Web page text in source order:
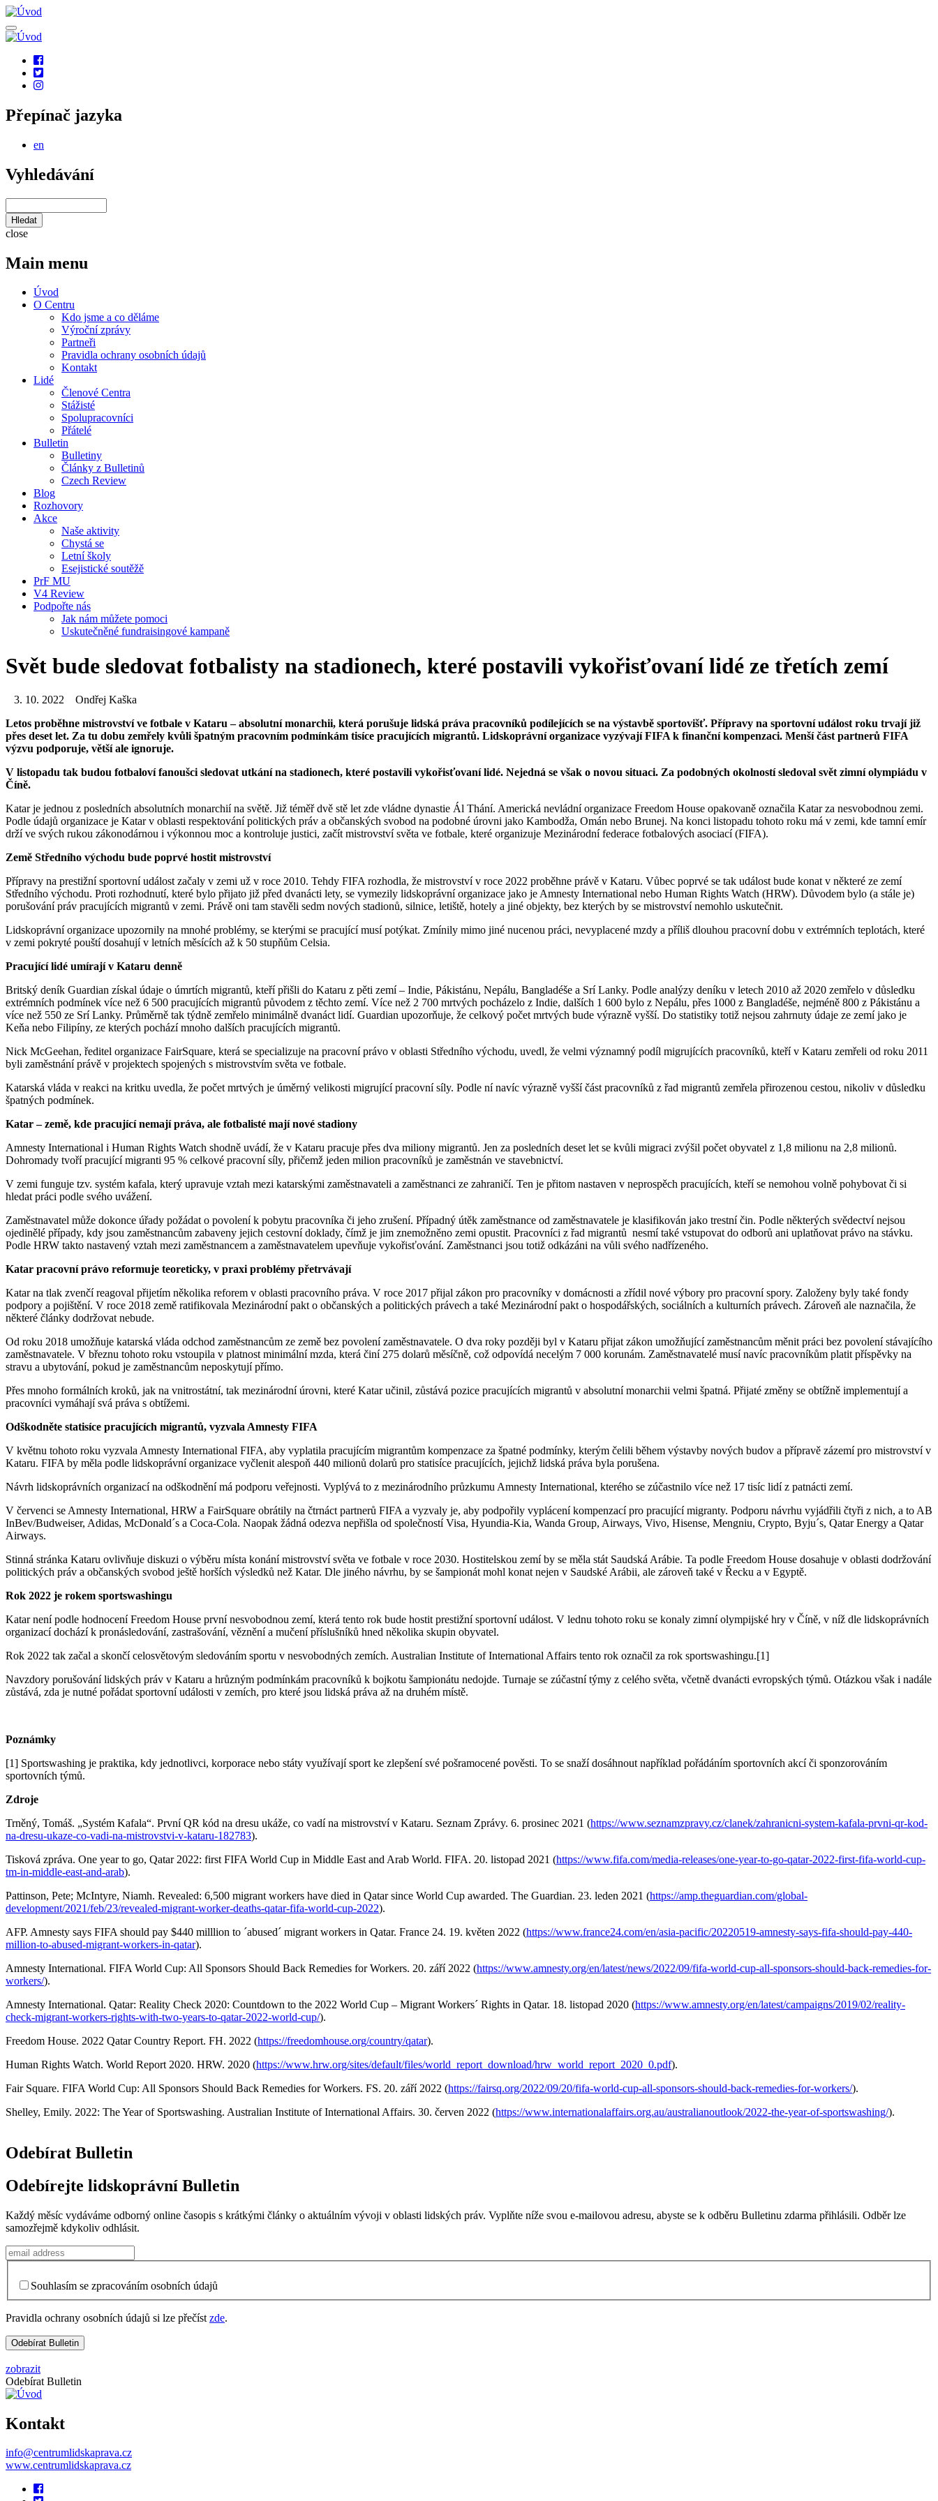
Přejít
k
hlavnímu
Social
links
Přepínač jazyka
en
Vyhledávání
close
Main menu
Úvod
O Centru
Kdo jsme a co děláme
Výroční zprávy
Partneři
Pravidla ochrany osobních údajů
Kontakt
Lidé
Členové Centra
Stážisté
Spolupracovníci
Přátelé
Bulletin
Bulletiny
Články z Bulletinů
Czech Review
Blog
Rozhovory
Akce
Naše aktivity
Chystá se
Letní školy
Esejistické soutěžě
PrF MU
V4 Review
Podpořte nás
Jak nám můžete pomoci
Uskutečněné fundraisingové kampaně
Svět bude sledovat fotbalisty na stadionech, které postavili vykořisťovaní lidé ze třetích zemí
3. 10. 2022 Ondřej Kaška
Letos proběhne mistrovství ve fotbale v Kataru – absolutní monarchii, která porušuje lidská práva pracovníků podílejících se na výstavbě sportovišť. Přípravy na sportovní událost roku trvají již
přes deset let. Za tu dobu zemřely kvůli špatným pracovním podmínkám tisíce pracujících migrantů. Lidskoprávní organizace vyzývají FIFA k finanční kompenzaci. Menší část partnerů FIFA
výzvu podporuje, větší ale ignoruje.
V listopadu tak budou fotbaloví fanoušci sledovat utkání na stadionech, které postavili vykořisťovaní lidé. Nejedná se však o novou situaci. Za podobných okolností sledoval svět zimní olympiádu v
Číně.
Katar je jednou z posledních absolutních monarchií na světě. Již téměř dvě stě let zde vládne dynastie Ál Thání. Americká nevládní organizace Freedom House opakovaně označila Katar za nesvobodnou zemi.
Podle údajů organizace je Katar v oblasti respektování politických práv a občanských svobod na podobné úrovni jako Kambodža, Omán nebo Brunej. Na konci listopadu tohoto roku má v zemi, kde tamní emír
drží ve svých rukou zákonodárnou i výkonnou moc a kontroluje justici, začít mistrovství světa ve fotbale, které organizuje Mezinárodní federace fotbalových asociací (FIFA).
Země Středního východu bude poprvé hostit mistrovství
Přípravy na prestižní sportovní událost začaly v zemi už v roce 2010. Tehdy FIFA rozhodla, že mistrovství v roce 2022 proběhne právě v Kataru. Vůbec poprvé se tak událost bude konat v některé ze zemí
Středního východu. Proti rozhodnutí, které bylo přijato již před dvanácti lety, se vymezily lidskoprávní organizace jako je Amnesty International nebo Human Rights Watch (HRW). Důvodem bylo (a stále je)
porušování práv pracujících migrantů v zemi. Právě oni tam stavěli sedm nových stadionů, silnice, letiště, hotely a jiné objekty, bez kterých by se mistrovství nemohlo uskutečnit.
Lidskoprávní organizace upozornily na mnohé problémy, se kterými se pracující musí potýkat. Zmínily mimo jiné nucenou práci, nevyplacené mzdy a příliš dlouhou pracovní dobu v extrémních teplotách, které
v zemi pokryté pouští dosahují v letních měsících až k 50 stupňům Celsia.
Pracující lidé umírají v Kataru denně
Britský deník Guardian získal údaje o úmrtích migrantů, kteří přišli do Kataru z pěti zemí – Indie, Pákistánu, Nepálu, Bangladéše a Srí Lanky. Podle analýzy deníku v letech 2010 až 2020 zemřelo v důsledku
extrémních podmínek více než 6 500 pracujících migrantů původem z těchto zemí. Více než 2 700 mrtvých pocházelo z Indie, dalších 1 600 bylo z Nepálu, přes 1000 z Bangladéše, nejméně 800 z Pákistánu a
více než 550 ze Srí Lanky. Průměrně tak týdně zemřelo minimálně dvanáct lidí. Guardian upozorňuje, že celkový počet mrtvých bude výrazně vyšší. Do statistiky totiž nejsou zahrnuty údaje ze zemí jako je
Keňa nebo Filipíny, ze kterých pochází mnoho dalších pracujících migrantů.
Nick McGeehan, ředitel organizace FairSquare, která se specializuje na pracovní právo v oblasti Středního východu, uvedl, že velmi významný podíl migrujících pracovníků, kteří v Kataru zemřeli od roku 2011
byli zaměstnání právě v projektech spojených s mistrovstvím světa ve fotbale.
Katarská vláda v reakci na kritku uvedla, že počet mrtvých je úměrný velikosti migrující pracovní síly. Podle ní navíc výrazně vyšší část pracovníků z řad migrantů zemřela přirozenou cestou, nikoliv v důsledku
špatných podmínek.
Katar – země, kde pracující nemají práva, ale fotbalisté mají nové stadiony
Amnesty International i Human Rights Watch shodně uvádí, že v Kataru pracuje přes dva miliony migrantů. Jen za posledních deset let se kvůli migraci zvýšil počet obyvatel z 1,8 milionu na 2,8 milionů.
Dohromady tvoří pracující migranti 95 % celkové pracovní síly, přičemž jeden milion pracovníků je zaměstnán ve stavebnictví.
V zemi funguje tzv. systém kafala, který upravuje vztah mezi katarskými zaměstnavateli a zaměstnanci ze zahraničí. Ten je přitom nastaven v neprospěch pracujících, kteří se nemohou volně pohybovat či si
hledat práci podle svého uvážení.
Zaměstnavatel může dokonce úřady požádat o povolení k pobytu pracovníka či jeho zrušení. Případný útěk zaměstnance od zaměstnavatele je klasifikován jako trestní čin. Podle některých svědectví nejsou
ojedinělé případy, kdy jsou zaměstnancům zabaveny jejich cestovní doklady, čímž je jim znemožněno zemi opustit. Pracovníci z řad migrantů nesmí také vstupovat do odborů ani uplatňovat právo na stávku.
Podle HRW takto nastavený vztah mezi zaměstnancem a zaměstnavatelem upevňuje vykořisťování. Zaměstnanci jsou totiž odkázáni na vůli svého nadřízeného.
Katar pracovní právo reformuje teoreticky, v praxi problémy přetrvávají
Katar na tlak zvenčí reagoval přijetím několika reforem v oblasti pracovního práva. V roce 2017 přijal zákon pro pracovníky v domácnosti a zřídil nové výbory pro pracovní spory. Založeny byly také fondy
podpory a pojištění. V roce 2018 země ratifikovala Mezinárodní pakt o občanských a politických právech a také Mezinárodní pakt o hospodářských, sociálních a kulturních právech. Zároveň ale naznačila, že
některé články dodržovat nebude.
Od roku 2018 umožňuje katarská vláda odchod zaměstnancům ze země bez povolení zaměstnavatele. O dva roky později byl v Kataru přijat zákon umožňující zaměstnancům měnit práci bez povolení stávajícího
zaměstnavatele. V březnu tohoto roku vstoupila v platnost minimální mzda, která činí 275 dolarů měsíčně, což odpovídá necelým 7 000 korunám. Zaměstnavatelé musí navíc pracovníkům platit příspěvky na
stravu a ubytování, pokud je zaměstnancům neposkytují přímo.
Přes mnoho formálních kroků, jak na vnitrostátní, tak mezinárodní úrovni, které Katar učinil, zůstává pozice pracujících migrantů v absolutní monarchii velmi špatná. Přijaté změny se obtížně implementují a
pracovníci vymáhají svá práva s obtížemi.
Odškodněte statisíce pracujících migrantů, vyzvala Amnesty FIFA
V květnu tohoto roku vyzvala Amnesty International FIFA, aby vyplatila pracujícím migrantům kompenzace za špatné podmínky, kterým čelili během výstavby nových budov a přípravě zázemí pro mistrovství v
Kataru. FIFA by měla podle lidskoprávní organizace vyčlenit alespoň 440 milionů dolarů pro statisíce pracujících, jejichž lidská práva byla porušena.
Návrh lidskoprávních organizací na odškodnění má podporu veřejnosti. Vyplývá to z mezinárodního průzkumu Amnesty International, kterého se zúčastnilo více než 17 tisíc lidí z patnácti zemí.
V červenci se Amnesty International, HRW a FairSquare obrátily na čtrnáct partnerů FIFA a vyzvaly je, aby podpořily vyplácení kompenzací pro pracující migranty. Podporu návrhu vyjádřili čtyři z nich, a to AB
InBev/Budweiser, Adidas, McDonald´s a Coca-Cola. Naopak žádná odezva nepřišla od společností Visa, Hyundia-Kia, Wanda Group, Airways, Vivo, Hisense, Mengniu, Crypto, Byju´s, Qatar Energy a Qatar
Airways.
Stinná stránka Kataru ovlivňuje diskuzi o výběru místa konání mistrovství světa ve fotbale v roce 2030. Hostitelskou zemí by se měla stát Saudská Arábie. Ta podle Freedom House dosahuje v oblasti dodržování
politických práv a občanských svobod ještě horších výsledků než Katar. Dle jiného návrhu, by se šampionát mohl konat nejen v Saudské Arábii, ale zároveň také v Řecku a v Egyptě.
Rok 2022 je rokem sportswashingu
Katar není podle hodnocení Freedom House první nesvobodnou zemí, která tento rok bude hostit prestižní sportovní událost. V lednu tohoto roku se konaly zimní olympijské hry v Číně, v níž dle lidskoprávních
organizací dochází k pronásledování, zastrašování, věznění a mučení příslušníků hned několika skupin obyvatel.
Rok 2022 tak začal a skončí celosvětovým sledováním sportu v nesvobodných zemích. Australian Institute of International Affairs tento rok označil za rok sportswashingu.[1]
Navzdory porušování lidských práv v Kataru a hrůzným podmínkám pracovníků k bojkotu šampionátu nedojde. Turnaje se zúčastní týmy z celého světa, včetně dvanácti evropských týmů. Otázkou však i nadále
zůstává, zda je nutné pořádat sportovní události v zemích, pro které jsou lidská práva až na druhém místě.
Poznámky
[1] Sportswashing je praktika, kdy jednotlivci, korporace nebo státy využívají sport ke zlepšení své pošramocené pověsti. To se snaží dosáhnout například pořádáním sportovních akcí či sponzorováním
sportovních týmů.
Zdroje
Trněný, Tomáš. „Systém Kafala“. První QR kód na dresu ukáže, co vadí na mistrovství v Kataru. Seznam Zprávy. 6. prosinec 2021 (https://www.seznamzpravy.cz/clanek/zahranicni-system-kafala-prvni-qr-kod-
na-dresu-ukaze-co-vadi-na-mistrovstvi-v-kataru-182783).
Tisková zpráva. One year to go, Qatar 2022: first FIFA World Cup in Middle East and Arab World. FIFA. 20. listopad 2021 (https://www.fifa.com/media-releases/one-year-to-go-qatar-2022-first-fifa-world-cup-
tm-in-middle-east-and-arab).
Pattinson, Pete; McIntyre, Niamh. Revealed: 6,500 migrant workers have died in Qatar since World Cup awarded. The Guardian. 23. leden 2021 (https://amp.theguardian.com/global-
development/2021/feb/23/revealed-migrant-worker-deaths-qatar-fifa-world-cup-2022).
AFP. Amnesty says FIFA should pay $440 milllion to ´abused´ migrant workers in Qatar. France 24. 19. květen 2022 (https://www.france24.com/en/asia-pacific/20220519-amnesty-says-fifa-should-pay-440-
million-to-abused-migrant-workers-in-qatar).
Amnesty International. FIFA World Cup: All Sponsors Should Back Remedies for Workers. 20. září 2022 (https://www.amnesty.org/en/latest/news/2022/09/fifa-world-cup-all-sponsors-should-back-remedies-for-
workers/).
Amnesty International. Qatar: Reality Check 2020: Countdown to the 2022 World Cup – Migrant Workers´ Rights in Qatar. 18. listopad 2020 (https://www.amnesty.org/en/latest/campaigns/2019/02/reality-
check-migrant-workers-rights-with-two-years-to-qatar-2022-world-cup/).
Freedom House. 2022 Qatar Country Report. FH. 2022 (https://freedomhouse.org/country/qatar).
Human Rights Watch. World Report 2020. HRW. 2020 (https://www.hrw.org/sites/default/files/world_report_download/hrw_world_report_2020_0.pdf).
Fair Square. FIFA World Cup: All Sponsors Should Back Remedies for Workers. FS. 20. září 2022 (https://fairsq.org/2022/09/20/fifa-world-cup-all-sponsors-should-back-remedies-for-workers/).
Shelley, Emily. 2022: The Year of Sportswashing. Australian Institute of International Affairs. 30. červen 2022 (https://www.internationalaffairs.org.au/australianoutlook/2022-the-year-of-sportswashing/).
Odebírat Bulletin
Odebírejte lidskoprávní Bulletin
Každý měsíc vydáváme odborný online časopis s krátkými články o aktuálním vývoji v oblasti lidských práv. Vyplňte níže svou e-mailovou adresu, abyste se k odběru Bulletinu zdarma přihlásili. Odběr lze
samozřejmě kdykoliv odhlásit.
Souhlasím se zpracováním osobních údajů
Pravidla ochrany osobních údajů si lze přečíst zde.
zobrazit
Odebírat Bulletin
Kontakt
info@centrumlidskaprava.cz
www.centrumlidskaprava.cz